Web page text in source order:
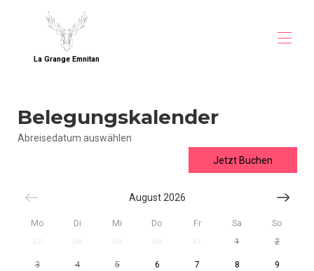
La Grange Emnitan
Übersicht
Lage
Kontakt
Gästebewertungen
Familienhaus im Pays de Gex
Belegungskalender
Abreisedatum auswählen
Jetzt Buchen
August 2026
Mo Di Mi Do Fr Sa
So
1 2
3 4 5 6 7 8 9